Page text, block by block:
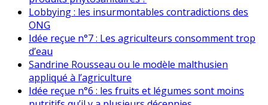
Lobbying : les insurmontables contradictions des
ONG
Idée reçue n°7 : Les agriculteurs consomment trop
d’eau
Sandrine Rousseau ou le modèle malthusien
appliqué à l’agriculture
Idée reçue n°6 : les fruits et légumes sont moins